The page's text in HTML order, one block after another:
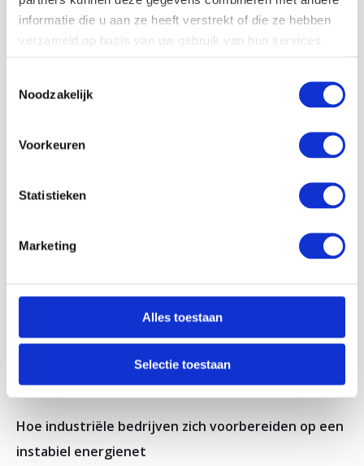
informatie die u aan ze heeft verstrekt of die ze hebben
verzameld op basis van uw gebruik van hun services.
Noodzakelijk
Voorkeuren
Statistieken
Marketing
Alles toestaan
Selectie toestaan
stroomuitval?
Een stroomstoring komt vaak onverwacht. Toch kan de
halffabricaten kunnen verloren gaan. Voor bedrijven die
Hoe industriële bedrijven zich voorbereiden op een
instabiel energienet